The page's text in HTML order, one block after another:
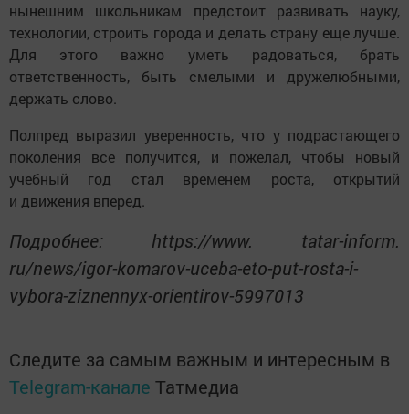
нынешним школьникам предстоит развивать науку,
технологии, строить города и делать страну еще лучше.
Для этого важно уметь радоваться, брать
ответственность, быть смелыми и дружелюбными,
держать слово.
Полпред выразил уверенность, что у подрастающего
поколения все получится, и пожелал, чтобы новый
учебный год стал временем роста, открытий
и движения вперед.
Подробнее: https://www. tatar-inform.
ru/news/igor-komarov-uceba-eto-put-rosta-i-
vybora-ziznennyx-orientirov-5997013
Следите за самым важным и интересным в
Telegram-канале Татмедиа